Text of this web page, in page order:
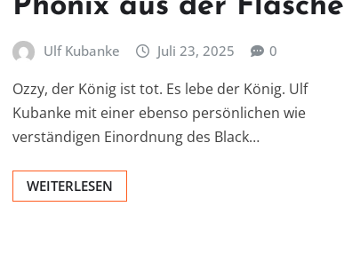
Phönix aus der Flasche
Ulf Kubanke Juli 23, 2025 0
Ozzy, der König ist tot. Es lebe der König. Ulf
Kubanke mit einer ebenso persönlichen wie
verständigen Einordnung des Black…
WEITERLESEN